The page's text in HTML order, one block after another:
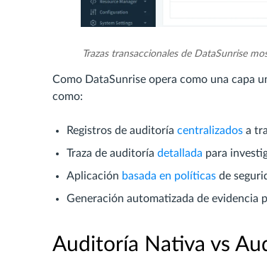
Trazas transaccionales de DataSunrise
Como DataSunrise opera como una capa
como:
Registros de auditoría centralizados a
Traza de auditoría detallada para
Aplicación basada en políticas de
Generación automatizada de evidencia
Auditoría Nativa vs